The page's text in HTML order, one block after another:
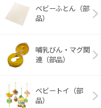
ベビーふとん（部
品）
哺乳びん・マグ関
連（部品）
ベビートイ（部
品）